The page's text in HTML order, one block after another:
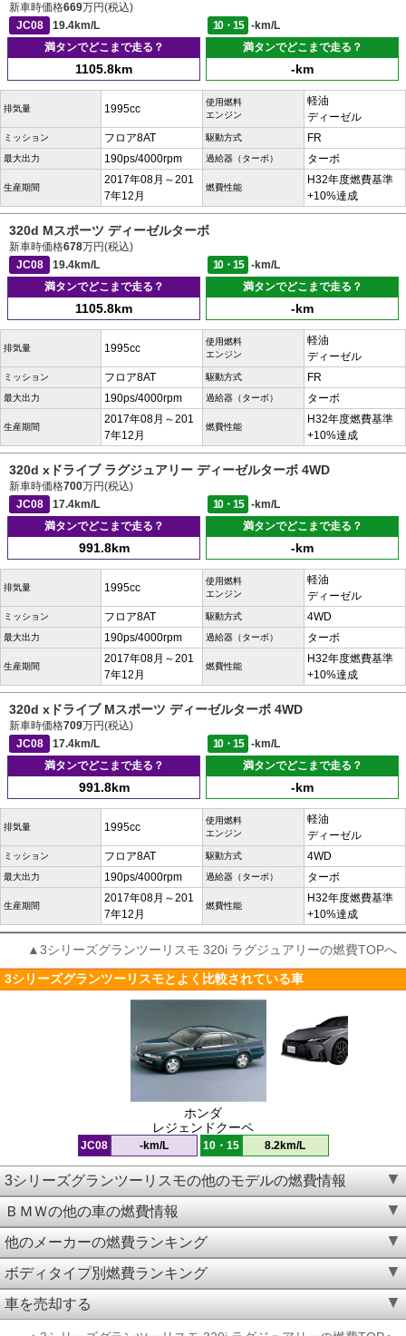
新車時価格669万円(税込)
JC08
19.4km/L 10・15
-km/L
満タンでどこまで走る？
1105.8km
満タンでどこまで走る？
-km
排気量 1995cc
使用燃料
エンジン
軽油
ディーゼル
ミッション フロア8AT 駆動方式 FR
最大出力 190ps/4000rpm 過給器（ターボ） ターボ
生産期間
2017年08月～201
7年12月
燃費性能
H32年度燃費基準
+10%達成
320d Mスポーツ ディーゼルターボ
新車時価格678万円(税込)
JC08
19.4km/L 10・15
-km/L
満タンでどこまで走る？
1105.8km
満タンでどこまで走る？
-km
排気量 1995cc
使用燃料
エンジン
軽油
ディーゼル
ミッション フロア8AT 駆動方式 FR
最大出力 190ps/4000rpm 過給器（ターボ） ターボ
生産期間
2017年08月～201
7年12月
燃費性能
H32年度燃費基準
+10%達成
320d xドライブ ラグジュアリー ディーゼルターボ 4WD
新車時価格700万円(税込)
JC08
17.4km/L 10・15
-km/L
満タンでどこまで走る？
991.8km
満タンでどこまで走る？
-km
排気量 1995cc
使用燃料
エンジン
軽油
ディーゼル
ミッション フロア8AT 駆動方式 4WD
最大出力 190ps/4000rpm 過給器（ターボ） ターボ
生産期間
2017年08月～201
7年12月
燃費性能
H32年度燃費基準
+10%達成
320d xドライブ Mスポーツ ディーゼルターボ 4WD
新車時価格709万円(税込)
JC08
17.4km/L 10・15
-km/L
満タンでどこまで走る？
991.8km
満タンでどこまで走る？
-km
排気量 1995cc
使用燃料
エンジン
軽油
ディーゼル
ミッション フロア8AT 駆動方式 4WD
最大出力 190ps/4000rpm 過給器（ターボ） ターボ
生産期間
2017年08月～201
7年12月
燃費性能
H32年度燃費基準
+10%達成
▲3シリーズグランツーリスモ 320i ラグジュアリーの燃費TOPへ
3シリーズグランツーリスモとよく比較されている車
ホンダ
レジェンドクーペ
JC08 -km/L 10・15 8.2km/L
3シリーズグランツーリスモの他のモデルの燃費情報
ＢＭＷの他の車の燃費情報
他のメーカーの燃費ランキング
ボディタイプ別燃費ランキング
車を売却する